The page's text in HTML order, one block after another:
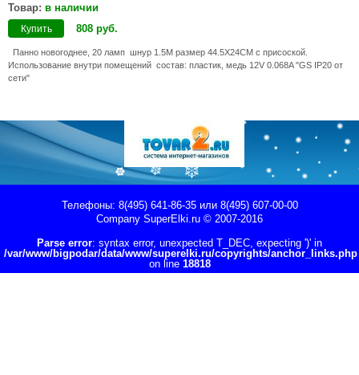
Товар: в наличии
Купить 808 руб.
Панно новогоднее, 20 ламп шнур 1.5M размер 44.5X24CM с присоской.
Использование внутри помещений состав: пластик, медь 12V 0.068A "GS IP20 от
сети"
Телефоны: 8(495) 641-86-35 или 8(495) 607-00-00
Company SuperElki.ru © 2007-2016
Parse error: syntax error, unexpected T_DEC, expecting ')' in
/var/www/bigpodar/data/www/superelki.ru/copyrights/anchor_links.php
on line 18818